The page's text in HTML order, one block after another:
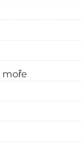
moře